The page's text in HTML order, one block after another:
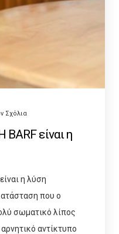
Σχόλια
είναι η
η λύση
που ο
σωματικό λίπος
αντίκτυπο